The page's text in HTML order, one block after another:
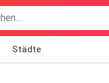
Städte